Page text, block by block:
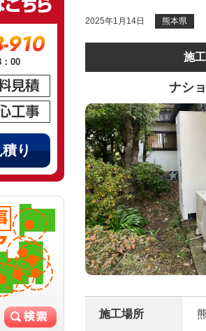
2025年1月14日 熊本県
施
ナシ
施工場所
910
00
り